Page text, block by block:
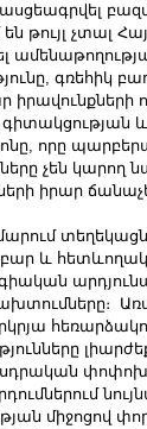
թույլ չտալ
գռեհիկ
և
որը
չեն կարող
իրար
և
միջոցով